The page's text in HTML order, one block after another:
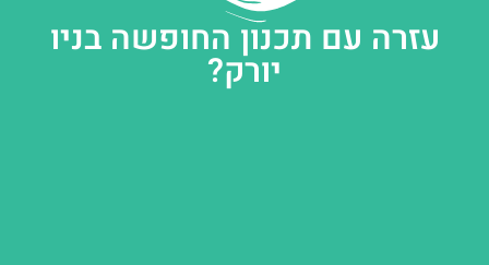
עזרה עם תכנון החופשה בניו
יורק?